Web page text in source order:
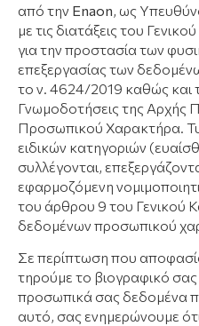
από την Εnaon , ως
με τις διατάξεις του
για την προστασία των
επεξεργασίας των
το ν. 4624/2019 καθώς και
Γνωμοδοτήσεις της Αρχής
Προσωπικού Χαρακτήρα.
ειδικών κατηγοριών
συλλέγονται,
εφαρμοζόμενη
του άρθρου 9 του Γενικού
δεδομένων προσωπικού
Σε περίπτωση που
τηρούμε το βιογραφικό
προσωπικά σας δεδομένα
αυτό, σας ενημερώνουμε